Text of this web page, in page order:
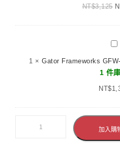
墊
手
袋
系
統
適
用
於
無
NT$3,125
盤
1 ×Gator Frameworks
1 件
NT$
加入購